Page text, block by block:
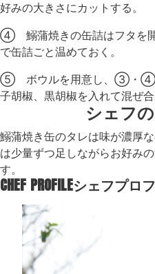
好みの大きさにカットする。
④ 鰯蒲焼きの缶詰はフタを
で缶詰ごと温めておく。
⑤ ボウルを用意し、③・④を
子胡椒、黒胡椒を入れて混ぜ
シェフ
鰯蒲焼き缶のタレは味が濃厚
は少量ずつ足しながらお好み
す。
CHEF PROFILEシェフプロ